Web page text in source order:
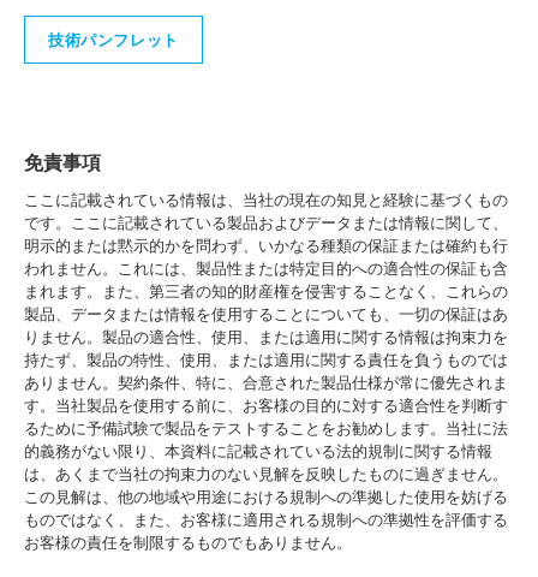
技術パンフレット
免責事項
ここに記載されている情報は、当社の現在の知見と経験に基づくもの
です。ここに記載されている製品およびデータまたは情報に関して、
明示的または黙示的かを問わず、いかなる種類の保証または確約も行
われません。これには、製品性または特定目的への適合性の保証も含
まれます。また、第三者の知的財産権を侵害することなく、これらの
製品、データまたは情報を使用することについても、一切の保証はあ
りません。製品の適合性、使用、または適用に関する情報は拘束力を
持たず、製品の特性、使用、または適用に関する責任を負うものでは
ありません。契約条件、特に、合意された製品仕様が常に優先されま
す。当社製品を使用する前に、お客様の目的に対する適合性を判断す
るために予備試験で製品をテストすることをお勧めします。当社に法
的義務がない限り、本資料に記載されている法的規制に関する情報
は、あくまで当社の拘束力のない見解を反映したものに過ぎません。
この見解は、他の地域や用途における規制への準拠した使用を妨げる
ものではなく、また、お客様に適用される規制への準拠性を評価する
お客様の責任を制限するものでもありません。